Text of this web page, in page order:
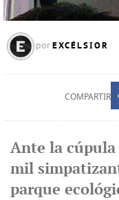
por EXCÉLSIOR
COMPARTIR
Ante la cúpula
mil
parque